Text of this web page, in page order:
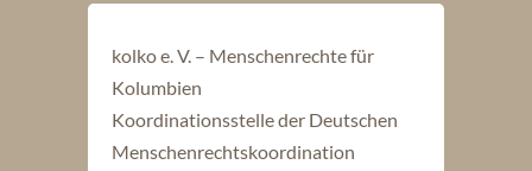
kolko e. V. – Menschenrechte für
Kolumbien
Koordinationsstelle der Deutschen
Menschenrechtskoordination